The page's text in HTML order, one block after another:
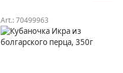
Art.:70499963